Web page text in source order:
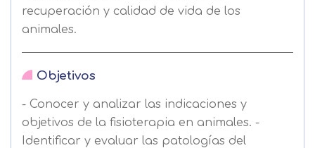
recuperación y calidad de vida de los
animales.
Objetivos
- Conocer y analizar las indicaciones y
objetivos de la fisioterapia en animales. -
Identificar y evaluar las patologías del